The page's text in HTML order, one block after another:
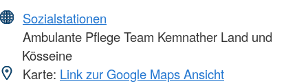
Sozialstationen
Ambulante Pflege Team Kemnather Land und
Kösseine
Karte: Link zur Google Maps Ansicht